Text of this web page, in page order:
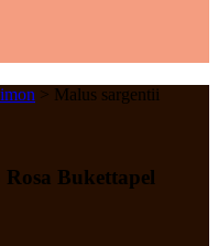
> Malus sargentii
Bukettapel